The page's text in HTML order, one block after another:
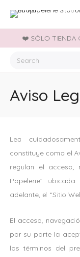
❤️ SÓLO TIENDA
Aviso
Lea
constituye como el
regulan el
Papelerie”
adelante, el “Sitio
El acceso,
por su parte la
los términos del